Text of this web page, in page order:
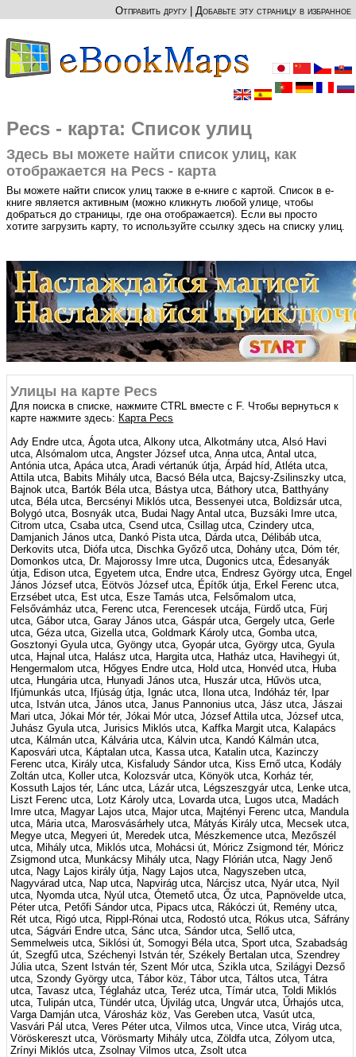
Отправить другу Добавьте эту страницу в избранное
Pecs - карта: Список улиц
Здесь вы можете найти список улиц, как
отображается на Pecs - карта
Вы можете найти список улиц также в е-книге с картой. Список в е-
книге является активным (можно кликнуть любой улице, чтобы
добраться до страницы, где она отображается). Если вы просто
хотите загрузить карту, то используйте ссылку здесь на списку улиц.
Улицы на карте Pecs
Для поиска в списке, нажмите CTRL вместе с F. Чтобы вернуться к
карте нажмите здесь: Карта Pecs
Ady Endre utca, Ágota utca, Alkony utca, Alkotmány utca, Alsó Havi
utca, Alsómalom utca, Angster József utca, Anna utca, Antal utca,
Antónia utca, Apáca utca, Aradi vértanúk útja, Árpád híd, Atléta utca,
Attila utca, Babits Mihály utca, Bacsó Béla utca, Bajcsy-Zsilinszky utca,
Bajnok utca, Bartók Béla utca, Bástya utca, Báthory utca, Batthyány
utca, Béla utca, Bercsényi Miklós utca, Bessenyei utca, Boldizsár utca,
Bolygó utca, Bosnyák utca, Budai Nagy Antal utca, Buzsáki Imre utca,
Citrom utca, Csaba utca, Csend utca, Csillag utca, Czindery utca,
Damjanich János utca, Dankó Pista utca, Dárda utca, Délibáb utca,
Derkovits utca, Diófa utca, Dischka Győző utca, Dohány utca, Dóm tér,
Domonkos utca, Dr. Majorossy Imre utca, Dugonics utca, Édesanyák
útja, Edison utca, Egyetem utca, Endre utca, Endresz György utca, Engel
János József utca, Eötvös József utca, Építők útja, Erkel Ferenc utca,
Erzsébet utca, Est utca, Esze Tamás utca, Felsőmalom utca,
Felsővámház utca, Ferenc utca, Ferencesek utcája, Fürdő utca, Fürj
utca, Gábor utca, Garay János utca, Gáspár utca, Gergely utca, Gerle
utca, Géza utca, Gizella utca, Goldmark Károly utca, Gomba utca,
Gosztonyi Gyula utca, Gyöngy utca, Gyopár utca, György utca, Gyula
utca, Hajnal utca, Halász utca, Hargita utca, Hatház utca, Havihegyi út,
Hengermalom utca, Hőgyes Endre utca, Hold utca, Honvéd utca, Huba
utca, Hungária utca, Hunyadi János utca, Huszár utca, Hűvös utca,
Ifjúmunkás utca, Ifjúság útja, Ignác utca, Ilona utca, Indóház tér, Ipar
utca, István utca, János utca, Janus Pannonius utca, Jász utca, Jászai
Mari utca, Jókai Mór tér, Jókai Mór utca, József Attila utca, József utca,
Juhász Gyula utca, Jurisics Miklós utca, Kaffka Margit utca, Kalapács
utca, Kálmán utca, Kálvária utca, Kálvin utca, Kandó Kálmán utca,
Kaposvári utca, Káptalan utca, Kassa utca, Katalin utca, Kazinczy
Ferenc utca, Király utca, Kisfaludy Sándor utca, Kiss Ernő utca, Kodály
Zoltán utca, Koller utca, Kolozsvár utca, Könyök utca, Korház tér,
Kossuth Lajos tér, Lánc utca, Lázár utca, Légszeszgyár utca, Lenke utca,
Liszt Ferenc utca, Lotz Károly utca, Lovarda utca, Lugos utca, Madách
Imre utca, Magyar Lajos utca, Major utca, Majtényi Ferenc utca, Mandula
utca, Mária utca, Marosvásárhely utca, Mátyás Király utca, Mecsek utca,
Megye utca, Megyeri út, Meredek utca, Mészkemence utca, Mezőszél
utca, Mihály utca, Miklós utca, Mohácsi út, Móricz Zsigmond tér, Móricz
Zsigmond utca, Munkácsy Mihály utca, Nagy Flórián utca, Nagy Jenő
utca, Nagy Lajos király útja, Nagy Lajos utca, Nagyszeben utca,
Nagyvárad utca, Nap utca, Napvirág utca, Nárcisz utca, Nyár utca, Nyil
utca, Nyomda utca, Nyúl utca, Ótemető utca, Őz utca, Papnövelde utca,
Péter utca, Petőfi Sándor utca, Pipacs utca, Rákóczi út, Remény utca,
Rét utca, Rigó utca, Rippl-Rónai utca, Rodostó utca, Rókus utca, Sáfrány
utca, Ságvári Endre utca, Sánc utca, Sándor utca, Sellő utca,
Semmelweis utca, Siklósi út, Somogyi Béla utca, Sport utca, Szabadság
út, Szegfű utca, Széchenyi István tér, Székely Bertalan utca, Szendrey
Júlia utca, Szent István tér, Szent Mór utca, Szikla utca, Szilágyi Dezső
utca, Szondy György utca, Tábor köz, Tábor utca, Táltos utca, Tátra
utca, Tavasz utca, Téglaház utca, Teréz utca, Tímár utca, Toldi Miklós
utca, Tulipán utca, Tündér utca, Újvilág utca, Ungvár utca, Űrhajós utca,
Varga Damján utca, Városház köz, Vas Gereben utca, Vasút utca,
Vasvári Pál utca, Veres Péter utca, Vilmos utca, Vince utca, Virág utca,
Vöröskereszt utca, Vörösmarty Mihály utca, Zöldfa utca, Zólyom utca,
Zrínyi Miklós utca, Zsolnay Vilmos utca, Zsolt utca